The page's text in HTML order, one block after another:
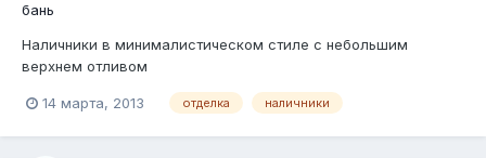
бань
Наличники в минималистическом стиле с небольшим
верхнем отливом
14 марта, 2013 отделка наличники